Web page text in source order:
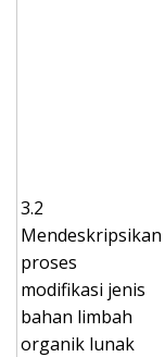
3.2
Mendeskripsikan
proses
modifikasi jenis
bahan limbah
organik lunak